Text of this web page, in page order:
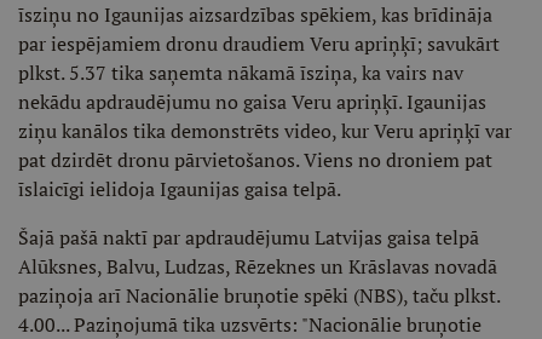
īsziņu no Igaunijas aizsardzības spēkiem, kas brīdināja
par iespējamiem dronu draudiem Veru apriņķī; savukārt
plkst. 5.37 tika saņemta nākamā īsziņa, ka vairs nav
nekādu apdraudējumu no gaisa Veru apriņķī. Igaunijas
ziņu kanālos tika demonstrēts video, kur Veru apriņķī var
pat dzirdēt dronu pārvietošanos. Viens no droniem pat
īslaicīgi ielidoja Igaunijas gaisa telpā.
Šajā pašā naktī par apdraudējumu Latvijas gaisa telpā
Alūksnes, Balvu, Ludzas, Rēzeknes un Krāslavas novadā
paziņoja arī Nacionālie bruņotie spēki (NBS), taču plkst.
4.00... Paziņojumā tika uzsvērts: "Nacionālie bruņotie